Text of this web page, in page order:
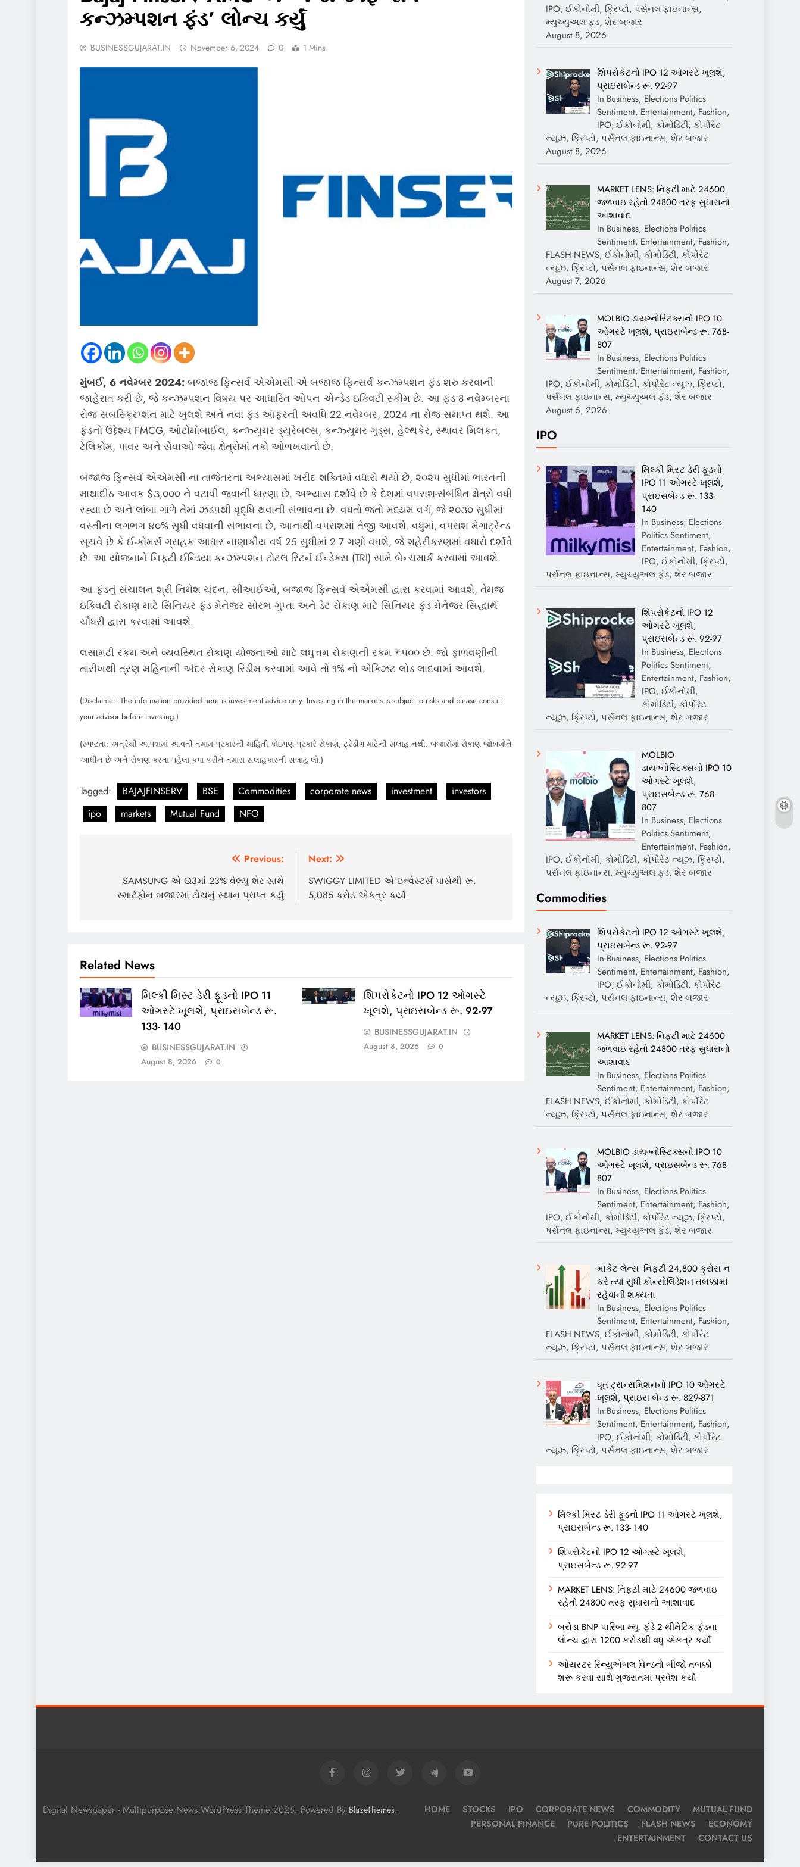
કન્ઝમ્પશન ફંડ’ લોન્ચ કર્યું
BUSINESSGUJARAT.IN November 6, 2024 0 1 Mins
મુંબઈ, 6 નવેમ્બર 2024: બજાજ ફિન્સર્વ એએમસી એ બજાજ ફિન્સર્વ કન્ઝમ્પશન ફંડ શરુ કરવાની
જાહેરાત કરી છે, જે કન્ઝમ્પશન વિષય પર આધારિત ઓપન એન્ડેડ ઇક્વિટી સ્કીમ છે. આ ફંડ 8 નવેમ્બરના
રોજ સબસ્ક્રિપ્શન માટે ખુલશે અને નવા ફંડ ઑફરની અવધિ 22 નવેમ્બર, 2024 ના રોજ સમાપ્ત થશે. આ
ફંડનો ઉદ્દેશ્ય FMCG, ઓટોમોબાઈલ, કન્ઝ્યુમર ડ્યુરેબલ્સ, કન્ઝ્યુમર ગુડ્સ, હેલ્થકેર, સ્થાવર મિલકત,
ટેલિકોમ, પાવર અને સેવાઓ જેવા ક્ષેત્રોમાં તકો ઓળખવાનો છે.
બજાજ ફિન્સર્વ એએમસી ના તાજેતરના અભ્યાસમાં ખરીદ શક્તિમાં વધારો થયો છે, ૨૦૨૫ સુધીમાં ભારતની
માથાદીઠ આવક $૩,૦૦૦ ને વટાવી જવાની ધારણા છે. અભ્યાસ દર્શાવે છે કે દેશમાં વપરાશ-સંબંધિત ક્ષેત્રો વધી
રહ્યા છે અને લાંબા ગાળે તેમાં ઝડપથી વૃદ્ધિ થવાની સંભાવના છે. વધતો જતો મધ્યમ વર્ગ, જે ૨૦૩૦ સુધીમાં
વસ્તીના લગભગ ૪૦% સુધી વધવાની સંભાવના છે, આનાથી વપરાશમાં તેજી આવશે. વધુમાં, વપરાશ મેગાટ્રેન્ડ
સૂચવે છે કે ઈ-કોમર્સ ગ્રાહક આધાર નાણાકીય વર્ષ 25 સુધીમાં 2.7 ગણો વધશે, જે શહેરીકરણમાં વધારો દર્શાવે
છે. આ યોજનાને નિફ્ટી ઈન્ડિયા કન્ઝમ્પશન ટોટલ રિટર્ન ઈન્ડેક્સ (TRI) સામે બેન્ચમાર્ક કરવામાં આવશે.
આ ફંડનું સંચાલન શ્રી નિમેશ ચંદન, સીઆઈઓ, બજાજ ફિન્સર્વ એએમસી દ્વારા કરવામાં આવશે, તેમજ
ઇક્વિટી રોકાણ માટે સિનિયર ફંડ મેનેજર સોરભ ગુપ્તા અને ડેટ રોકાણ માટે સિનિયર ફંડ મેનેજર સિદ્ધાર્થ
ચૌધરી દ્વારા કરવામાં આવશે.
લસામટી રકમ અને વ્યવસ્થિત રોકાણ યોજનાઓ માટે લઘુત્તમ રોકાણની રકમ ₹૫૦૦ છે. જો ફાળવણીની
તારીખથી ત્રણ મહિનાની અંદર રોકાણ રિડીમ કરવામાં આવે તો ૧% નો એક્ઝિટ લોડ લાદવામાં આવશે.
(Disclaimer: The information provided here is investment advice only. Investing in the markets is subject to risks and please consult
your advisor before investing.)
(સ્પષ્ટતા: અત્રેથી આપવામાં આવતી તમામ પ્રકારની માહિતી કોઇપણ પ્રકારે રોકાણ, ટ્રેડીંગ માટેની સલાહ નથી. બજારોમાં રોકાણ જોખમોને
આધીન છે અને રોકાણ કરતા પહેલા કૃપા કરીને તમારા સલાહકારની સલાહ લો.)
Tagged: BAJAJFINSERV BSE Commodities corporate news investment
investors
ipo
markets Mutual Fund NFO
navigation
Previous:
SAMSUNG એ Q3માં 23% વેલ્યુ શેર સાથે
સ્માર્ટફોન બજારમાં ટોચનું સ્થાન પ્રાપ્ત કર્યું
Next:
SWIGGY LIMITED એ ઇન્વેસ્ટર્સ પાસેથી રૂ.
5,085 કરોડ એકત્ર કર્યાં
Related News
મિલ્કી મિસ્ટ ડેરી ફૂડનો IPO 11
ઓગસ્ટે ખૂલશે, પ્રાઇસબેન્ડ રૂ.
133- 140
BUSINESSGUJARAT.IN
August 8, 2026 0
શિપરોકેટનો IPO 12 ઓગસ્ટે
ખૂલશે, પ્રાઇસબેન્ડ રૂ. 92-97
BUSINESSGUJARAT.IN
August 8, 2026 0
IPO, ઈકોનોમી, ક્રિપ્ટો, પર્સનલ ફાઇનાન્સ,
મ્યુચ્યુઅલ ફંડ, શેર બજાર
August 8, 2026
શિપરોકેટનો IPO 12 ઓગસ્ટે ખૂલશે,
પ્રાઇસબેન્ડ રૂ. 92-97
In Business, Elections Politics
Sentiment, Entertainment, Fashion,
IPO, ઈકોનોમી, કોમોડિટી, કોર્પોરેટ
ન્યૂઝ, ક્રિપ્ટો, પર્સનલ ફાઇનાન્સ, શેર બજાર
August 8, 2026
MARKET LENS: નિફ્ટી માટે 24600
જળવાઇ રહેતો 24800 તરફ સુધારાનો
આશાવાદ
In Business, Elections Politics
Sentiment, Entertainment, Fashion,
FLASH NEWS, ઈકોનોમી, કોમોડિટી, કોર્પોરેટ
ન્યૂઝ, ક્રિપ્ટો, પર્સનલ ફાઇનાન્સ, શેર બજાર
August 7, 2026
MOLBIO ડાયગ્નોસ્ટિક્સનો IPO 10
ઓગસ્ટે ખૂલશે, પ્રાઇસબેન્ડ રૂ. 768-
807
In Business, Elections Politics
Sentiment, Entertainment, Fashion,
IPO, ઈકોનોમી, કોમોડિટી, કોર્પોરેટ ન્યૂઝ, ક્રિપ્ટો,
પર્સનલ ફાઇનાન્સ, મ્યુચ્યુઅલ ફંડ, શેર બજાર
August 6, 2026
IPO
મિલ્કી મિસ્ટ ડેરી ફૂડનો
IPO 11 ઓગસ્ટે ખૂલશે,
પ્રાઇસબેન્ડ રૂ. 133-
140
In Business, Elections
Politics Sentiment,
Entertainment, Fashion,
IPO, ઈકોનોમી, ક્રિપ્ટો,
પર્સનલ ફાઇનાન્સ, મ્યુચ્યુઅલ ફંડ, શેર બજાર
શિપરોકેટનો IPO 12
ઓગસ્ટે ખૂલશે,
પ્રાઇસબેન્ડ રૂ. 92-97
In Business, Elections
Politics Sentiment,
Entertainment, Fashion,
IPO, ઈકોનોમી,
કોમોડિટી, કોર્પોરેટ
ન્યૂઝ, ક્રિપ્ટો, પર્સનલ ફાઇનાન્સ, શેર બજાર
MOLBIO
ડાયગ્નોસ્ટિક્સનો IPO 10
ઓગસ્ટે ખૂલશે,
પ્રાઇસબેન્ડ રૂ. 768-
807
In Business, Elections
Politics Sentiment,
Entertainment, Fashion,
IPO, ઈકોનોમી, કોમોડિટી, કોર્પોરેટ ન્યૂઝ, ક્રિપ્ટો,
પર્સનલ ફાઇનાન્સ, મ્યુચ્યુઅલ ફંડ, શેર બજાર
Commodities
શિપરોકેટનો IPO 12 ઓગસ્ટે ખૂલશે,
પ્રાઇસબેન્ડ રૂ. 92-97
In Business, Elections Politics
Sentiment, Entertainment, Fashion,
IPO, ઈકોનોમી, કોમોડિટી, કોર્પોરેટ
ન્યૂઝ, ક્રિપ્ટો, પર્સનલ ફાઇનાન્સ, શેર બજાર
MARKET LENS: નિફ્ટી માટે 24600
જળવાઇ રહેતો 24800 તરફ સુધારાનો
આશાવાદ
In Business, Elections Politics
Sentiment, Entertainment, Fashion,
FLASH NEWS, ઈકોનોમી, કોમોડિટી, કોર્પોરેટ
ન્યૂઝ, ક્રિપ્ટો, પર્સનલ ફાઇનાન્સ, શેર બજાર
MOLBIO ડાયગ્નોસ્ટિક્સનો IPO 10
ઓગસ્ટે ખૂલશે, પ્રાઇસબેન્ડ રૂ. 768-
807
In Business, Elections Politics
Sentiment, Entertainment, Fashion,
IPO, ઈકોનોમી, કોમોડિટી, કોર્પોરેટ ન્યૂઝ, ક્રિપ્ટો,
પર્સનલ ફાઇનાન્સ, મ્યુચ્યુઅલ ફંડ, શેર બજાર
માર્કેટ લેન્સઃ નિફ્ટી 24,800 ક્રોસ ન
કરે ત્યાં સુધી કોન્સોલિડેશન તબક્કામાં
રહેવાની શક્યતા
In Business, Elections Politics
Sentiment, Entertainment, Fashion,
FLASH NEWS, ઈકોનોમી, કોમોડિટી, કોર્પોરેટ
ન્યૂઝ, ક્રિપ્ટો, પર્સનલ ફાઇનાન્સ, શેર બજાર
ધૂત ટ્રાન્સમિશનનો IPO 10 ઓગસ્ટે
ખૂલશે, પ્રાઇસ બેન્ડ રૂ. 829-871
In Business, Elections Politics
Sentiment, Entertainment, Fashion,
IPO, ઈકોનોમી, કોમોડિટી, કોર્પોરેટ
ન્યૂઝ, ક્રિપ્ટો, પર્સનલ ફાઇનાન્સ, શેર બજાર
મિલ્કી મિસ્ટ ડેરી ફૂડનો IPO 11 ઓગસ્ટે ખૂલશે,
પ્રાઇસબેન્ડ રૂ. 133- 140
શિપરોકેટનો IPO 12 ઓગસ્ટે ખૂલશે,
પ્રાઇસબેન્ડ રૂ. 92-97
MARKET LENS: નિફ્ટી માટે 24600 જળવાઇ
રહેતો 24800 તરફ સુધારાનો આશાવાદ
બરોડા BNP પારિબા મ્યુ. ફંડે 2 થીમેટિક ફંડના
લોન્ચ દ્વારા 1200 કરોડથી વધુ એકત્ર કર્યા
ઓયસ્ટર રિન્યુએબલ વિન્ડનો બીજો તબક્કો
શરૂ કરવા સાથે ગુજરાતમાં પ્રવેશ કર્યો
Digital Newspaper - Multipurpose News WordPress Theme 2026. Powered By BlazeThemes. HOME STOCKS IPO CORPORATE NEWS COMMODITY
MUTUAL FUND
PERSONAL FINANCE
PURE POLITICS FLASH NEWS
ECONOMY
ENTERTAINMENT
CONTACT US